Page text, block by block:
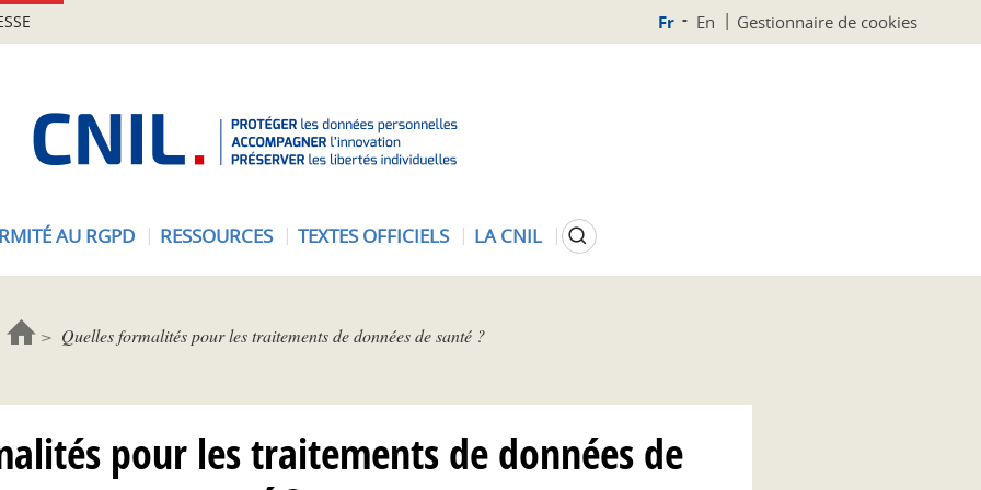
Fr En Gestionnaire de cookies
N
AU RGPD RESSOURCES TEXTES OFFICIELS LA CNIL Rechercher
Quelles formalités pour les traitements de données de santé ?
pour les traitements de données de